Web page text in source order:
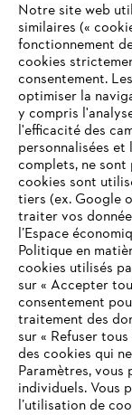
L'Entreprise
STIHL FAQ
Contact
Politique de
Mentions légales
VOTRE
N'EST
Vous utilisez un
Notre site web
similaires («
fonctionnement
cookies
consentement.
optimiser la
y compris
l'efficacité des
personnalisées
complets, ne sont
cookies sont
tiers (ex. Google
traiter vos
l’Espace
Politique en
cookies utilisés
sur « Accepter
consentement
traitement des
sur « Refuser
des cookies qui
Paramètres,
individuels. Vous
l’utilisation de